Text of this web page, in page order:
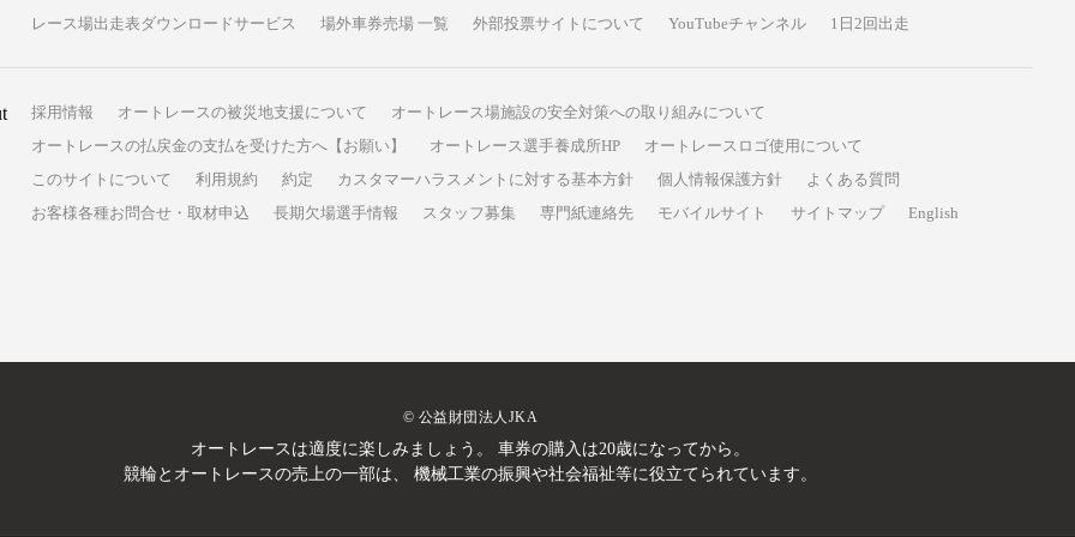
レース場出走表ダウンロードサービス 場外車券売場 一覧 外部投票サイトについて YouTubeチャンネル 1日2回出走
採用情報 オートレースの被災地支援について
オートレース場施設の安全対策への取り組みについて
オートレースの払戻金の支払を受けた方へ【お願い】
オートレース選手養成所HP
オートレースロゴ使用について
このサイトについて
利用規約 約定 カスタマーハラスメントに対する基本方針 個人情報保護方針
よくある質問
お客様各種お問合せ・取材申込
長期欠場選手情報 スタッフ募集 専門紙連絡先 モバイルサイト サイトマップ English
© 公益財団法人JKA
オートレースは適度に楽しみましょう。
車券の購入は20歳になってから。
競輪とオートレースの売上の一部は、
機械工業の振興や社会福祉等に役立てられています。